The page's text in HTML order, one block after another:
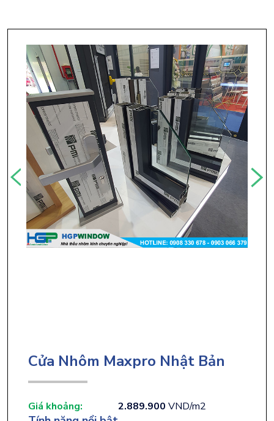
Cửa Nhôm Maxpro Nhật Bản
Giá khoảng: 2.889.900 VND/m2